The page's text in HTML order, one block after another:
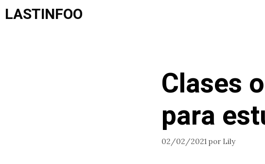
Saltar
alLASTINFOO
Clases
para
02/02/2021 por Lily